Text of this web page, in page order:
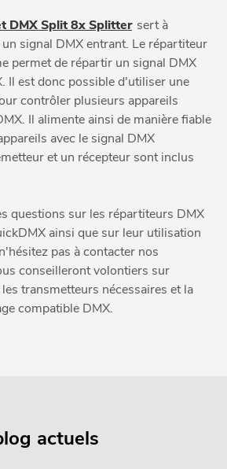
DMX Split 8x Splitter sert à
signal DMX entrant. Le répartiteur
permet de répartir un signal DMX
Il est donc possible d'utiliser une
contrôler plusieurs appareils
Il alimente ainsi de manière fiable
avec le signal DMX
et un récepteur sont inclus
questions sur les répartiteurs DMX
ainsi que sur leur utilisation
pas à contacter nos
conseilleront volontiers sur
transmetteurs nécessaires et la
compatible DMX.
actuels